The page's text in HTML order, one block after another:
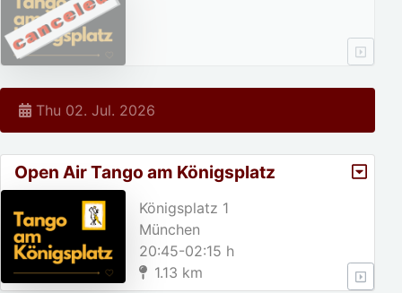
Thu 02. Jul. 2026
Open Air Tango am Königsplatz
Königsplatz 1
München
20:45-02:15 h
1.13 km